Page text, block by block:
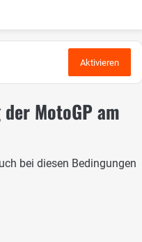
Aktivieren
MotoGP am
bei diesen Bedingungen